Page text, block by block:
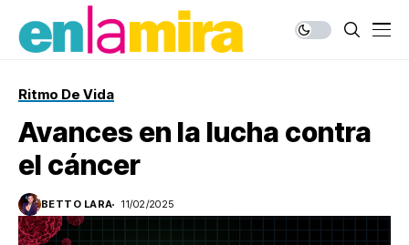
Ritmo De Vida
Avances en la lucha contra
el cáncer
BETTO LARA 11/02/2025